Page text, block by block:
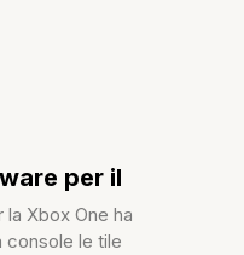
per il
la Xbox One ha
console le tile